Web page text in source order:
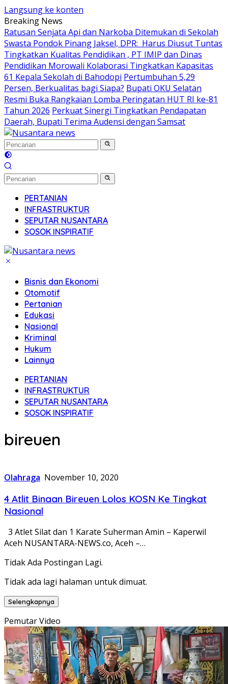
Langsung ke konten
Breaking News
Ratusan Senjata Api dan Narkoba Ditemukan di Sekolah
Swasta Pondok Pinang Jaksel, DPR: Harus Diusut Tuntas
Tingkatkan Kualitas Pendidikan , PT IMIP dan Dinas
Pendidikan Morowali Kolaborasi Tingkatkan Kapasitas
61 Kepala Sekolah di Bahodopi Pertumbuhan 5,29
Persen, Berkualitas bagi Siapa? Bupati OKU Selatan
Resmi Buka Rangkaian Lomba Peringatan HUT RI ke-81
Tahun 2026 Perkuat Sinergi Tingkatkan Pendapatan
Daerah, Bupati Terima Audensi dengan Samsat
PERTANIAN
INFRASTRUKTUR
SEPUTAR NUSANTARA
SOSOK INSPIRATIF
Bisnis dan Ekonomi
Otomotif
Pertanian
Edukasi
Nasional
Kriminal
Hukum
Lainnya
PERTANIAN
INFRASTRUKTUR
SEPUTAR NUSANTARA
SOSOK INSPIRATIF
bireuen
Olahraga November 10, 2020
4 Atlit Binaan Bireuen Lolos KOSN Ke Tingkat
Nasional
3 Atlet Silat dan 1 Karate Suherman Amin – Kaperwil
Aceh NUSANTARA-NEWS.co, Aceh –…
Tidak Ada Postingan Lagi.
Tidak ada lagi halaman untuk dimuat.
Selengkapnya
Pemutar Video